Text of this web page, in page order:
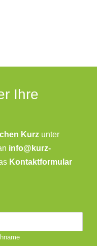
Ihre
Kurzunter
info@kurz-
Kontaktformular